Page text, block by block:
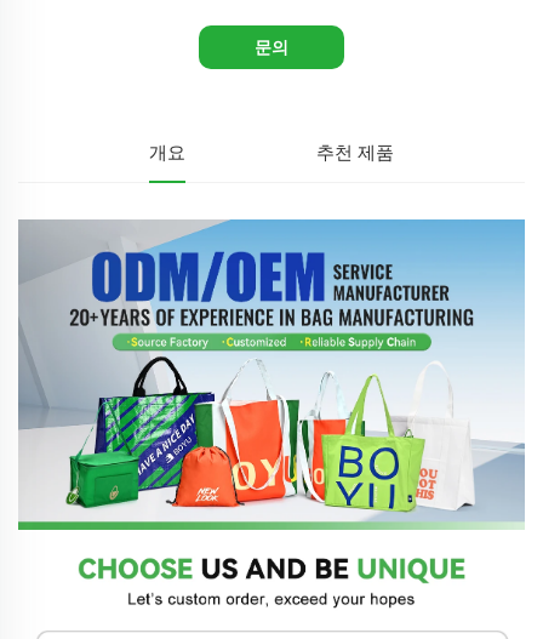
문의
개요 추천 제품